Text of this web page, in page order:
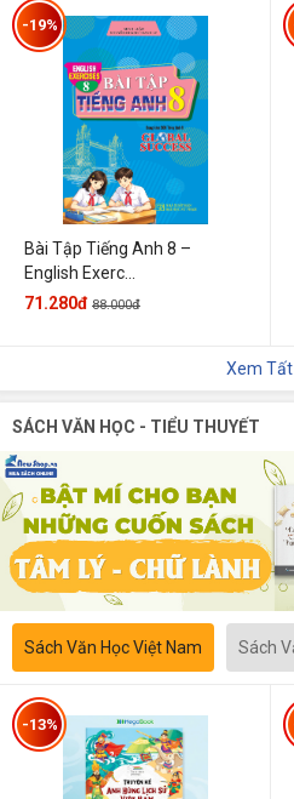
Bài Tập Tiếng Anh 8 –
English Exerc...
-19%
71.280đ 88.000đ
Xem Tất
SÁCH VĂN HỌC - TIỂU THUYẾT
Sách Văn Học Việt Nam Sách
-13%